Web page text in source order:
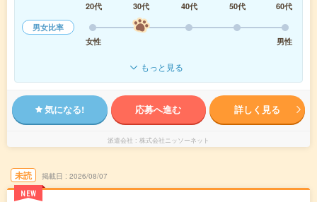
20代
30代 40代 50代
60代
男女比率
女性
男性
もっと見る
気になる! 応募へ進む 詳しく見る
派遣会社 株式会社ニッソーネット
未読
NEW
掲載日 2026/08/07